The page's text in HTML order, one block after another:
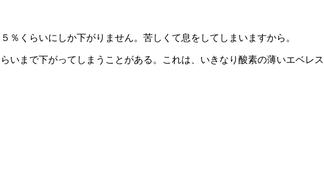
くらいにしか下がりません。苦しくて息をしてしまいますから。
いまで下がってしまうことがある。これは、いきなり酸素の薄いエベレス